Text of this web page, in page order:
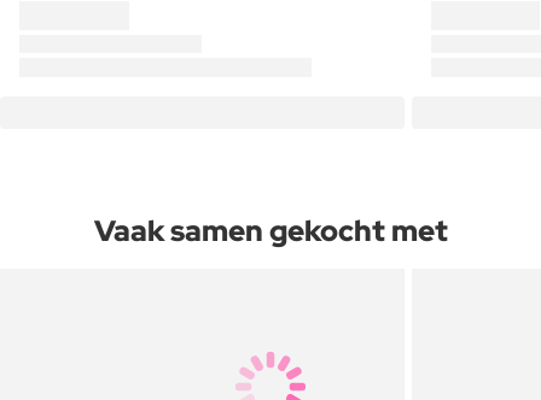
Vaak samen gekocht met